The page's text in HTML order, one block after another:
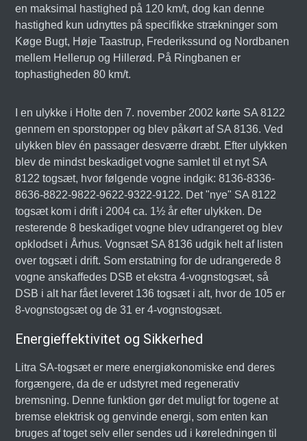
en maksimal hastighed på 120 km/t, dog kan denne
hastighed kun udnyttes på specifikke strækninger som
Køge Bugt, Høje Taastrup, Frederikssund og Nordbanen
mellem Hellerup og Hillerød. På Ringbanen er
tophastigheden 80 km/t.
I en ulykke i Holte den 7. november 2002 kørte SA 8122
gennem en sporstopper og blev påkørt af SA 8136. Ved
ulykken blev én passager desværre dræbt. Efter ulykken
blev de mindst beskadiget vogne samlet til et nyt SA
8122 togsæt, hvor følgende vogne indgik: 8136-8336-
8636-8822-9822-9622-9322-9122. Det "nye" SA 8122
togsæt kom i drift i 2004 ca. 1½ år efter ulykken. De
resterende 8 beskadiget vogne blev udrangeret og blev
opklodset i Århus. Vognsæt SA 8136 udgik helt af listen
over togsæt i drift. Som erstatning for de udrangerede 8
vogne anskaffedes DSB et ekstra 4-vognstogsæt, så
DSB i alt har fået leveret 136 togsæt i alt, hvor de 105 er
8-vognstogsæt og de 31 er 4-vognstogsæt.
Energieffektivitet og Sikkerhed
Litra SA-togsæt er mere energiøkonomiske end deres
forgængere, da de er udstyret med regenerativ
bremsning. Denne funktion gør det muligt for togene at
bremse elektrisk og genvinde energi, som enten kan
bruges af toget selv eller sendes ud i køreledningen til